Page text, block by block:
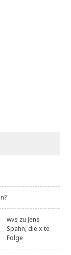
wvs zuJens
Spahn, die x-te
Folge